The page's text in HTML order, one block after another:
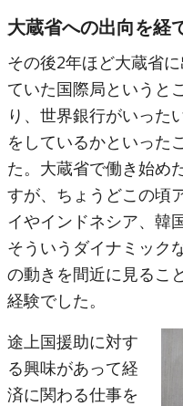
大蔵省への出向を経
その後2年ほど大蔵省
ていた国際局というと
り、世界銀行がいった
をしているかといった
た。大蔵省で働き始め
すが、ちょうどこの頃
イやインドネシア、韓
そういうダイナミック
の動きを間近に見るこ
経験でした。
途上国援助に対す
る興味があって経
済に関わる仕事を